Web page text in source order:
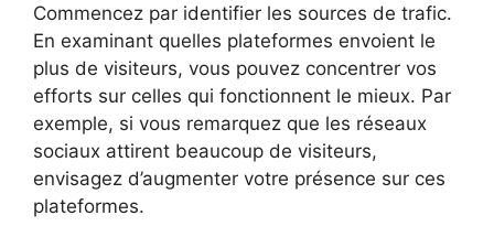
Commencez par identifier les sources de trafic.
En examinant quelles plateformes envoient le
plus de visiteurs, vous pouvez concentrer vos
efforts sur celles qui fonctionnent le mieux. Par
exemple, si vous remarquez que les réseaux
sociaux attirent beaucoup de visiteurs,
envisagez d’augmenter votre présence sur ces
plateformes.